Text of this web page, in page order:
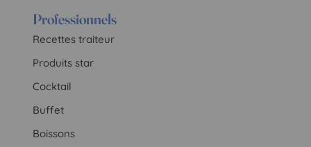
Professionnels
Recettes traiteur
Produits star
Cocktail
Buffet
Boissons